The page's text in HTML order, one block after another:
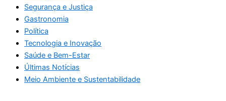
Segurança e Justiça
Gastronomia
Política
Tecnologia e Inovação
Saúde e Bem-Estar
Últimas Notícias
Meio Ambiente e Sustentabilidade